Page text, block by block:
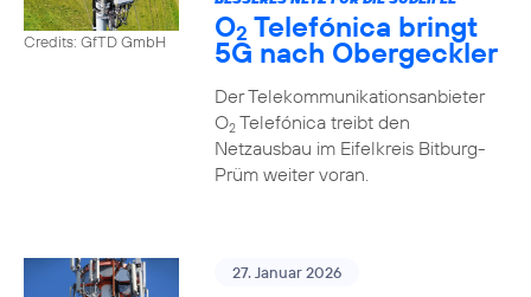
Credits: GfTD GmbH O2 Telefónica bringt
5G nach Obergeckler
Der Telekommunikationsanbieter
O2Telefónica treibt den
Netzausbau im Eifelkreis Bitburg-
Prüm weiter voran.
27. Januar 2026